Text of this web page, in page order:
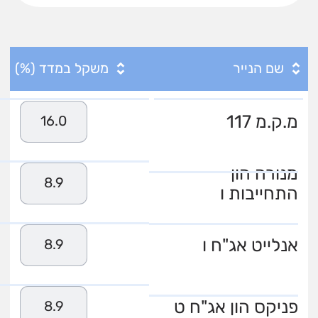
שם הנייר משקל במדד (%)
מ.ק.מ 117 16.0
מנורה הון
התחייבות ו
8.9
אנלייט אג"ח ו 8.9
פניקס הון אג"ח ט 8.9